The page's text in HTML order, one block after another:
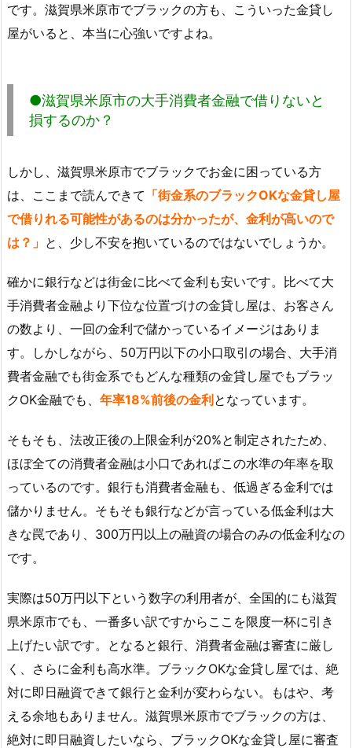
です。滋賀県米原市でブラックの方も、こういった金貸し
屋がいると、本当に心強いですよね。
●滋賀県米原市の大手消費者金融で借りないと
損するのか？
しかし、滋賀県米原市でブラックでお金に困っている方
は、ここまで読んできて 「街金系のブラックOKな金貸し屋
で借りれる可能性があるのは分かったが、金利が高いので
は？」 と、少し不安を抱いているのではないでしょうか。
確かに銀行などは街金に比べて金利も安いです。比べて大
手消費者金融より下位な位置づけの金貸し屋は、お客さん
の数より、一回の金利で儲かっているイメージはありま
す。しかしながら、50万円以下の小口取引の場合、大手消
費者金融でも街金系でもどんな種類の金貸し屋でもブラッ
クOK金融でも、 年率18%前後の金利 となっています。
そもそも、法改正後の上限金利が20%と制定されたため、
ほぼ全ての消費者金融は小口であればこの水準の年率を取
っているのです。銀行も消費者金融も、低過ぎる金利では
儲かりません。そもそも銀行などが言っている低金利は大
きな罠であり、300万円以上の融資の場合のみの低金利なの
です。
実際は50万円以下という数字の利用者が、全国的にも滋賀
県米原市でも、一番多い訳ですからここを限度一杯に引き
上げたい訳です。となると銀行、消費者金融は審査に厳し
く、さらに金利も高水準。ブラックOKな金貸し屋では、絶
対に即日融資できて銀行と金利が変わらない。もはや、考
える余地もありません。滋賀県米原市でブラックの方は、
絶対に即日融資したいなら、ブラックOKな金貸し屋に審査